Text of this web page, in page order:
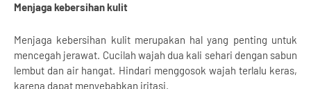
Menjaga kebersihan kulit
Menjaga kebersihan kulit merupakan hal yang penting untuk
mencegah jerawat. Cucilah wajah dua kali sehari dengan sabun
lembut dan air hangat. Hindari menggosok wajah terlalu keras,
karena dapat menyebabkan iritasi.